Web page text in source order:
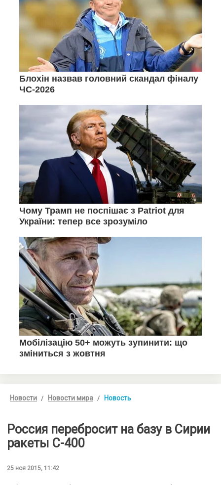
Новости Новости мира Новость
Россия перебросит на базу в Сирии
ракеты С-400
25 ноя 2015, 11:42